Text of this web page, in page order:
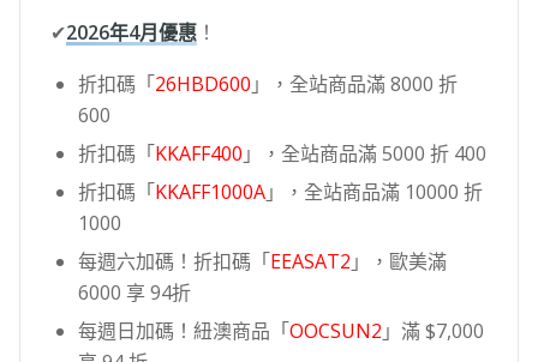
✔2026年4月優惠！
折扣碼「26HBD600 」，全站商品滿 8000 折
600
折扣碼「KKAFF400 」，全站商品滿 5000 折 400
折扣碼「KKAFF1000A」，全站商品滿 10000 折
1000
每週六加碼！折扣碼「EEASAT2 」，歐美滿
6000 享 94折
每週日加碼！紐澳商品「OOCSUN2 」滿 $7,000